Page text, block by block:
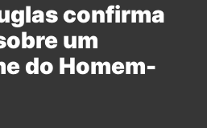
confirma
um
do Homem-